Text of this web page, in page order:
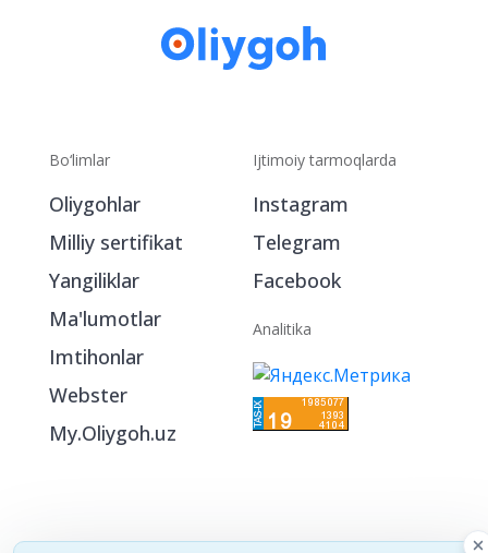
Bo‘limlar
Oliygohlar
Milliy sertifikat
Yangiliklar
Ma'lumotlar
Imtihonlar
Webster
My.Oliygoh.uz
Ijtimoiy tarmoqlarda
Instagram
Telegram
Facebook
Analitika